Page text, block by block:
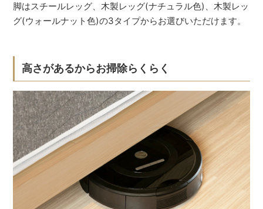
脚はスチールレッグ、木製レッグ(ナチュラル色)、木製レッ
グ(ウォールナット色)の3タイプからお選びいただけます。
高さがあるからお掃除らくらく